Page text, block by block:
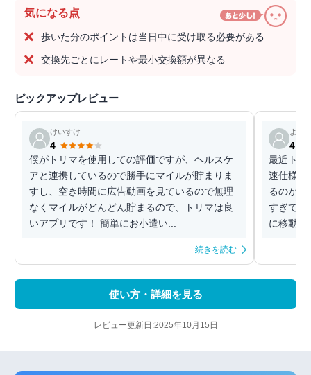
気になる点
歩いた分のポイントは当日中に受け取る必要がある
交換先ごとにレートや最小交換額が異なる
ピックアップレビュー
けいすけ
4
僕がトリマを使用しての評価ですが、ヘルスケ
アと連携しているので勝手にマイルが貯まりま
すし、空き時間に広告動画を見ているので無理
なくマイルがどんどん貯まるので、トリマは良
いアプリです！ 簡単にお小遣い...
続きを読む
よし
4
最近トリ
速仕様が
るのが
すぎて広告
に移動の
使い方・詳細を見る
レビュー更新日:2025年10月15日